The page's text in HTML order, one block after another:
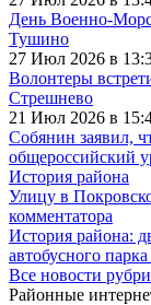
День Военно-
Тушино
27 Июл 2026 в
Волонтеры
Стрешнево
21 Июл 2026 в
Собянин заявил,
общероссийский
История района
Улицу в
комментатора
История района:
автобусного
Все новости
Районные